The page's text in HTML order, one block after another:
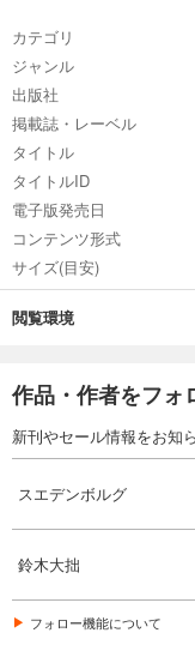
カテゴリ
ジャンル
出版社
掲載誌・レーベル
タイトル
タイトルID
電子版発売日
コンテンツ形式
サイズ(目安)
閲覧環境
作品・作者をフォ
新刊やセール情報をお知
スエデンボルグ
鈴木大拙
フォロー機能について